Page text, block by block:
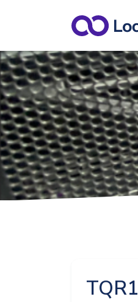
TQR1